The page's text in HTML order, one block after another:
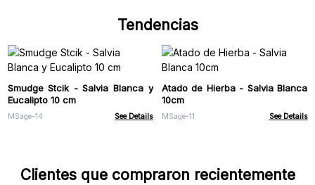
Tendencias
Smudge Stcik - Salvia Blanca y
Eucalipto 10 cm
MSage-14 See Details
Atado de Hierba - Salvia Blanca
10cm
MSage-11 See Details
Clientes que compraron recientemente